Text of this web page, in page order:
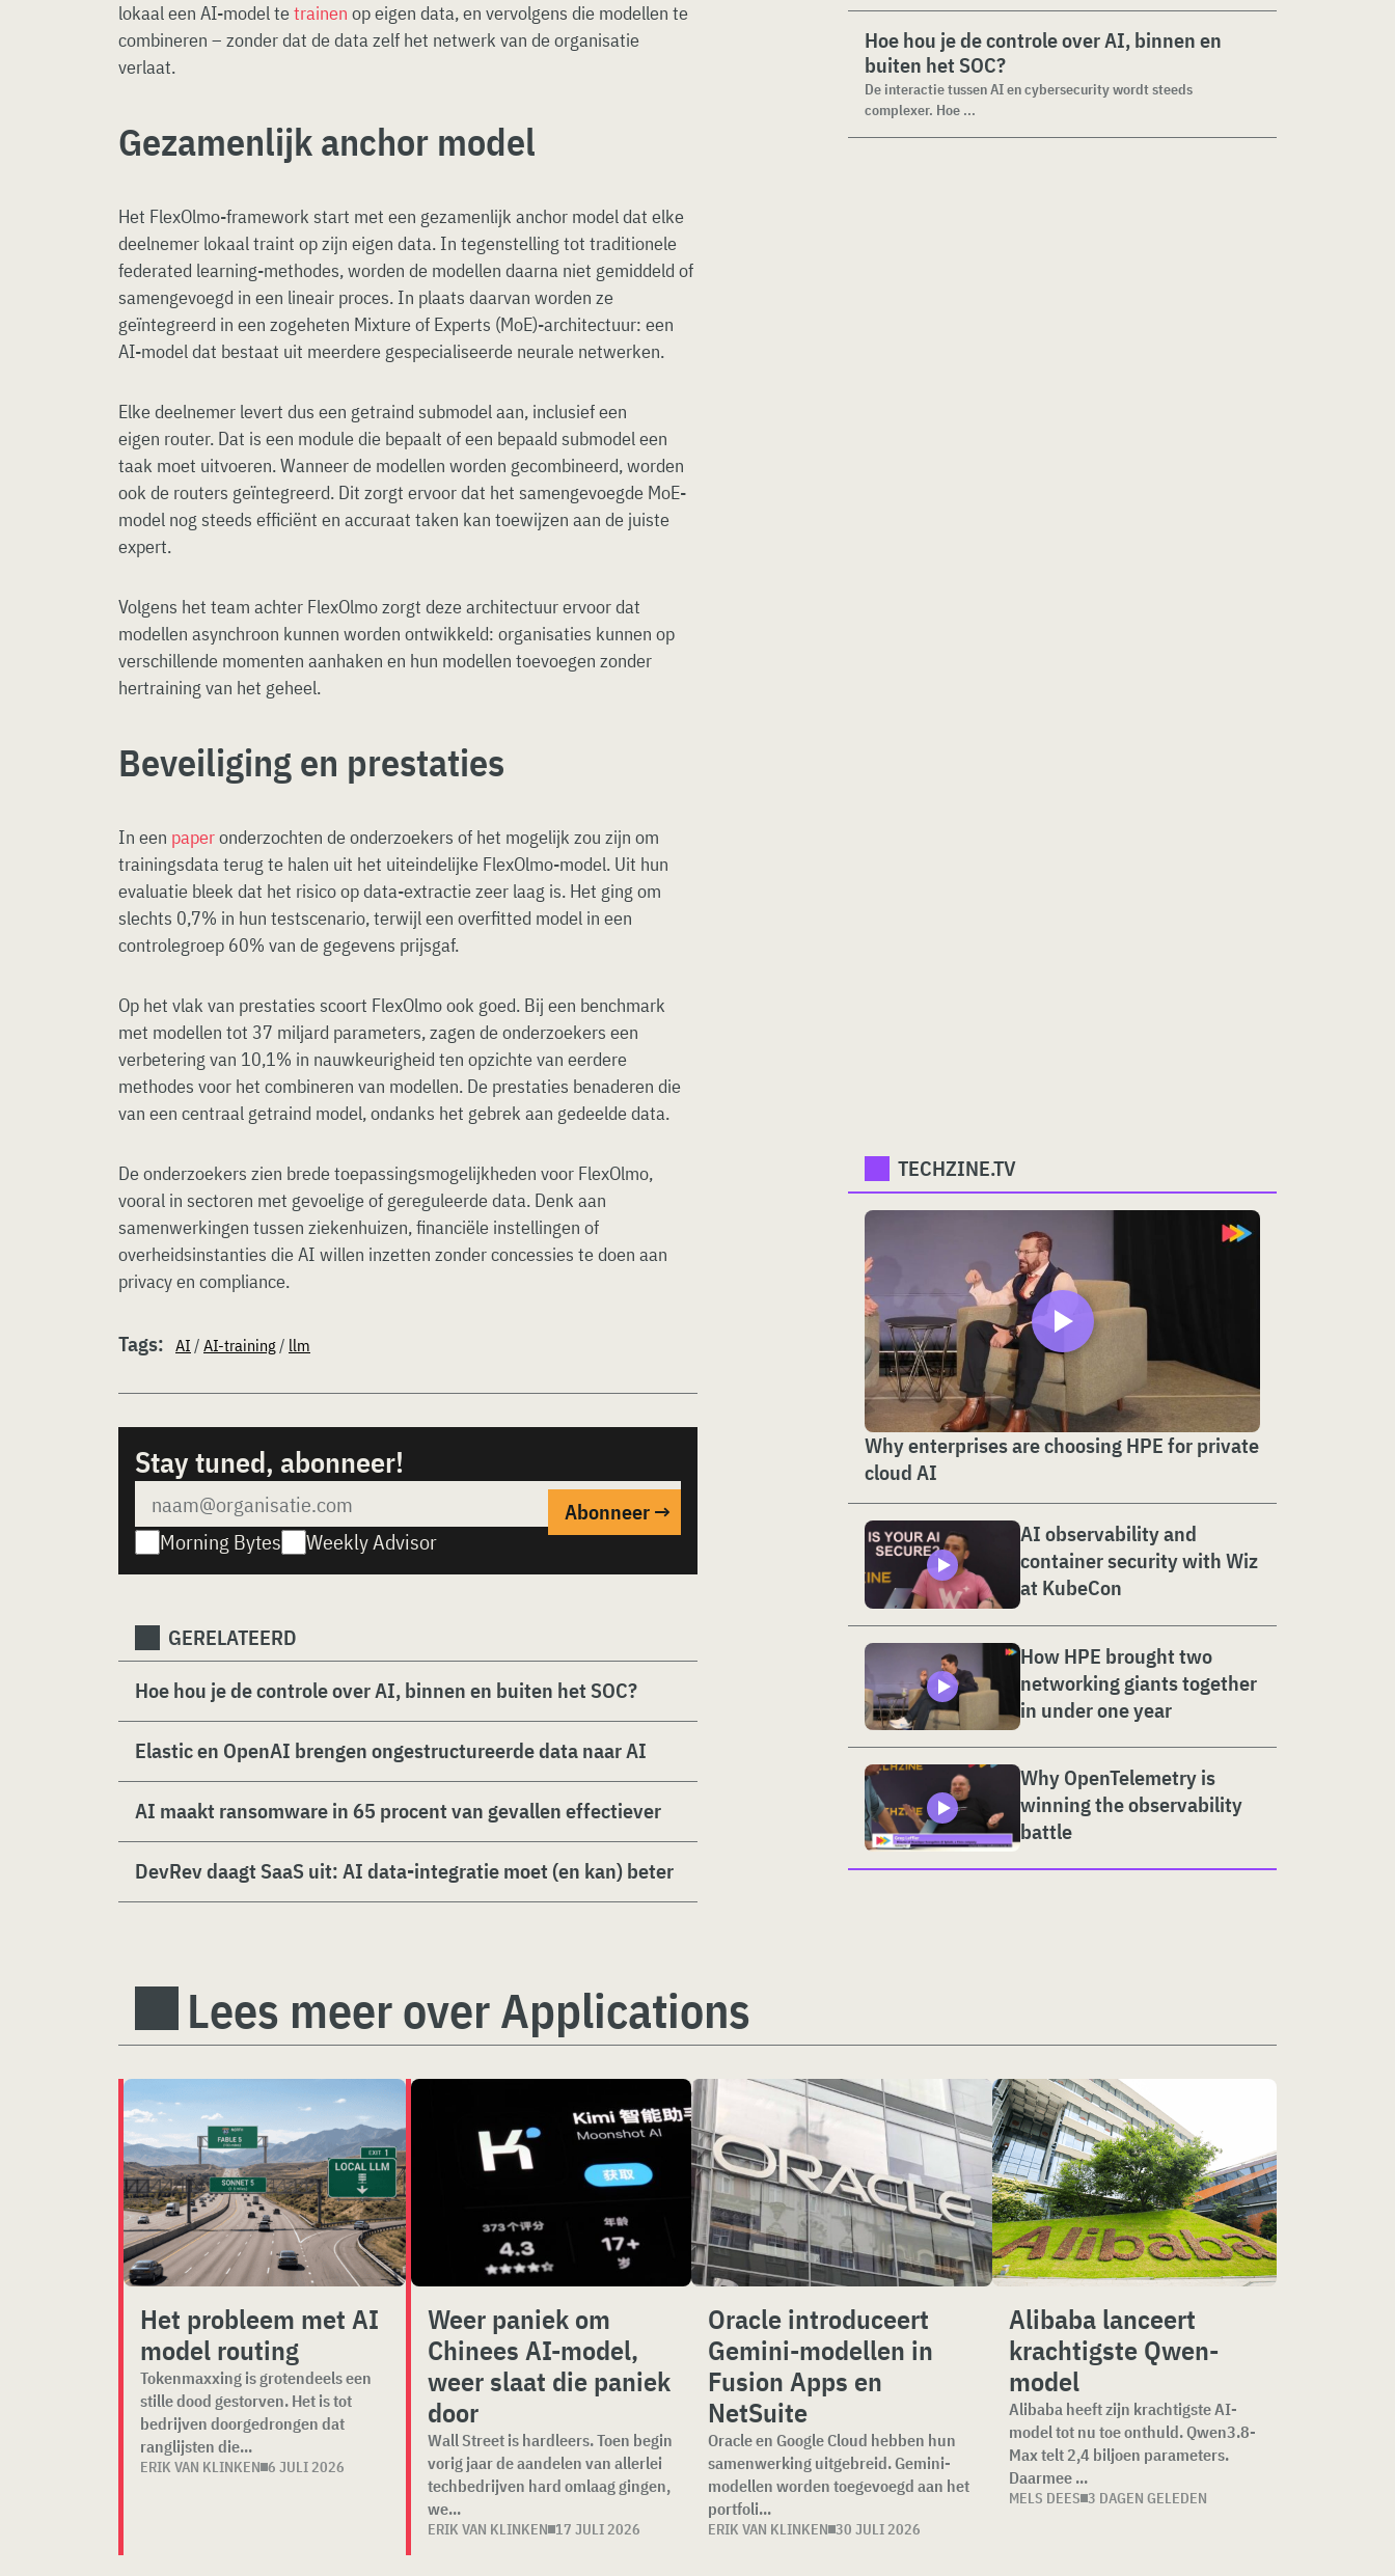
lokaal een AI-model tetrainen op eigen data, en vervolgens die modellen te
combineren – zonder dat de data zelf het netwerk van de organisatie
verlaat.
Gezamenlijk anchor model
Het FlexOlmo-framework start met een gezamenlijk anchor model dat elke
deelnemer lokaal traint op zijn eigen data. In tegenstelling tot traditionele
federated learning-methodes, worden de modellen daarna niet gemiddeld of
samengevoegd in een lineair proces. In plaats daarvan worden ze
geïntegreerd in een zogeheten Mixture of Experts (MoE)-architectuur: een
AI-model dat bestaat uit meerdere gespecialiseerde neurale netwerken.
Elke deelnemer levert dus een getraind submodel aan, inclusief een
eigen router. Dat is een module die bepaalt of een bepaald submodel een
taak moet uitvoeren. Wanneer de modellen worden gecombineerd, worden
ook de routers geïntegreerd. Dit zorgt ervoor dat het samengevoegde MoE-
model nog steeds efficiënt en accuraat taken kan toewijzen aan de juiste
expert.
Volgens het team achter FlexOlmo zorgt deze architectuur ervoor dat
modellen asynchroon kunnen worden ontwikkeld: organisaties kunnen op
verschillende momenten aanhaken en hun modellen toevoegen zonder
hertraining van het geheel.
Beveiliging en prestaties
In een paperonderzochten de onderzoekers of het mogelijk zou zijn om
trainingsdata terug te halen uit het uiteindelijke FlexOlmo-model. Uit hun
evaluatie bleek dat het risico op data-extractie zeer laag is. Het ging om
slechts 0,7% in hun testscenario, terwijl een overfitted model in een
controlegroep 60% van de gegevens prijsgaf.
Op het vlak van prestaties scoort FlexOlmo ook goed. Bij een benchmark
met modellen tot 37 miljard parameters, zagen de onderzoekers een
verbetering van 10,1% in nauwkeurigheid ten opzichte van eerdere
methodes voor het combineren van modellen. De prestaties benaderen die
van een centraal getraind model, ondanks het gebrek aan gedeelde data.
De onderzoekers zien brede toepassingsmogelijkheden voor FlexOlmo,
vooral in sectoren met gevoelige of gereguleerde data. Denk aan
samenwerkingen tussen ziekenhuizen, financiële instellingen of
overheidsinstanties die AI willen inzetten zonder concessies te doen aan
privacy en compliance.
Tags: AI / AI-training/ llm
Stay tuned, abonneer!
Morning Bytes Weekly Advisor
GERELATEERD
Hoe hou je de controle over AI, binnen en buiten het SOC?
Elastic en OpenAI brengen ongestructureerde data naar AI
AI maakt ransomware in 65 procent van gevallen effectiever
DevRev daagt SaaS uit: AI data-integratie moet (en kan) beter
Hoe hou je de controle over AI, binnen en
buiten het SOC?
De interactie tussen AI en cybersecurity wordt steeds
complexer. Hoe ...
TECHZINE.TV
Why enterprises are choosing HPE for private
cloud AI
AI observability and
container security with Wiz
at KubeCon
How HPE brought two
networking giants together
in under one year
Why OpenTelemetry is
winning the observability
battle
Lees meer over Applications
Het probleem met AI
model routing
Tokenmaxxing is grotendeels een
stille dood gestorven. Het is tot
bedrijven doorgedrongen dat
ranglijsten die...
ERIK VAN KLINKEN 6 JULI 2026
Weer paniek om
Chinees AI-model,
weer slaat die paniek
door
Wall Street is hardleers. Toen begin
vorig jaar de aandelen van allerlei
techbedrijven hard omlaag gingen,
we...
ERIK VAN KLINKEN 17 JULI 2026
Oracle introduceert
Gemini-modellen in
Fusion Apps en
NetSuite
Oracle en Google Cloud hebben hun
samenwerking uitgebreid. Gemini-
modellen worden toegevoegd aan het
portfoli...
ERIK VAN KLINKEN 30 JULI 2026
Alibaba lanceert
krachtigste Qwen-
model
Alibaba heeft zijn krachtigste AI-
model tot nu toe onthuld. Qwen3.8-
Max telt 2,4 biljoen parameters.
Daarmee ...
MELS DEES 3 DAGEN GELEDEN